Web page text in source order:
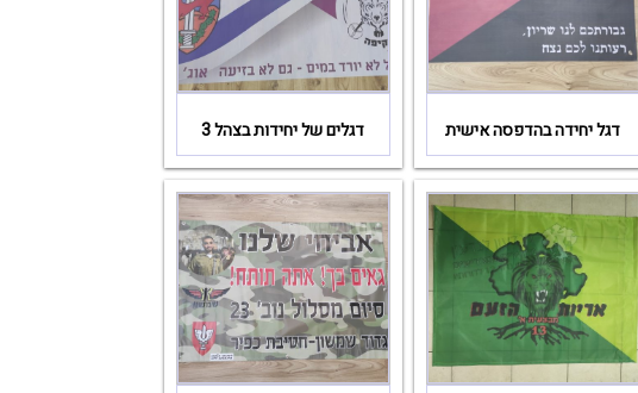
דגל יחידה בהדפסה אישית דגלים של יחידות בצהל 3